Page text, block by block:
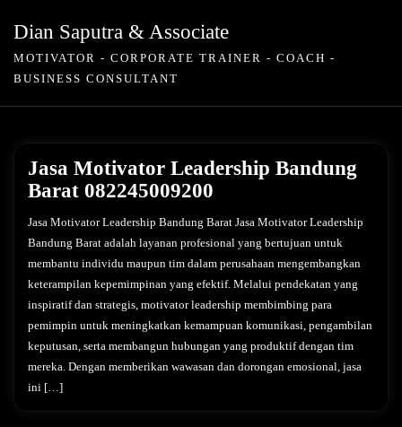
content
Dian Saputra & Associate
MOTIVATOR - CORPORATE TRAINER - COACH -
BUSINESS CONSULTANT
Jasa Motivator Leadership Bandung
Barat 082245009200
Jasa Motivator Leadership Bandung Barat Jasa Motivator Leadership
Bandung Barat adalah layanan profesional yang bertujuan untuk
membantu individu maupun tim dalam perusahaan mengembangkan
keterampilan kepemimpinan yang efektif. Melalui pendekatan yang
inspiratif dan strategis, motivator leadership membimbing para
pemimpin untuk meningkatkan kemampuan komunikasi, pengambilan
keputusan, serta membangun hubungan yang produktif dengan tim
mereka. Dengan memberikan wawasan dan dorongan emosional, jasa
ini […]